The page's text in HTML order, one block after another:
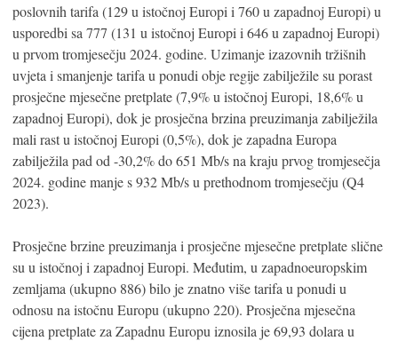
poslovnih tarifa (129 u istočnoj Europi i 760 u zapadnoj Europi) u
usporedbi sa 777 (131 u istočnoj Europi i 646 u zapadnoj Europi)
u prvom tromjesečju 2024. godine. Uzimanje izazovnih tržišnih
uvjeta i smanjenje tarifa u ponudi obje regije zabilježile su porast
prosječne mjesečne pretplate (7,9% u istočnoj Europi, 18,6% u
zapadnoj Europi), dok je prosječna brzina preuzimanja zabilježila
mali rast u istočnoj Europi (0,5%), dok je zapadna Europa
zabilježila pad od -30,2% do 651 Mb/s na kraju prvog tromjesečja
2024. godine manje s 932 Mb/s u prethodnom tromjesečju (Q4
2023).
Prosječne brzine preuzimanja i prosječne mjesečne pretplate slične
su u istočnoj i zapadnoj Europi. Međutim, u zapadnoeuropskim
zemljama (ukupno 886) bilo je znatno više tarifa u ponudi u
odnosu na istočnu Europu (ukupno 220). Prosječna mjesečna
cijena pretplate za Zapadnu Europu iznosila je 69,93 dolara u